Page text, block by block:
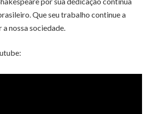
Que seu trabalho continue a
nossa sociedade.